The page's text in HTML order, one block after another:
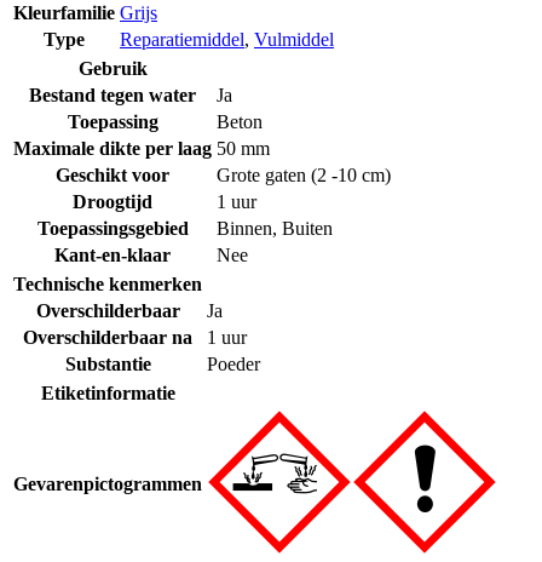
Kleurfamilie Grijs
Type
Reparatiemiddel, Vulmiddel
Gebruik
Bestand tegen water
Ja
Toepassing
Beton
Maximale dikte per laag 50 mm
Geschikt voor
Grote gaten (2 -10 cm)
Droogtijd
1 uur
Toepassingsgebied
Binnen, Buiten
Kant-en-klaar
Nee
Technische kenmerken
Overschilderbaar
Ja
Overschilderbaar na
1 uur
Substantie
Poeder
Etiketinformatie
Gevarenpictogrammen